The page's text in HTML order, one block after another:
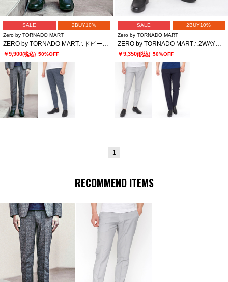
SALE
2BUY10%
Zero by TORNADO MART
￥9,900(税込) 50%OFF
SALE
2BUY10%
Zero by TORNADO MART
￥9,350(税込) 50%OFF
1
RECOMMEND ITEMS